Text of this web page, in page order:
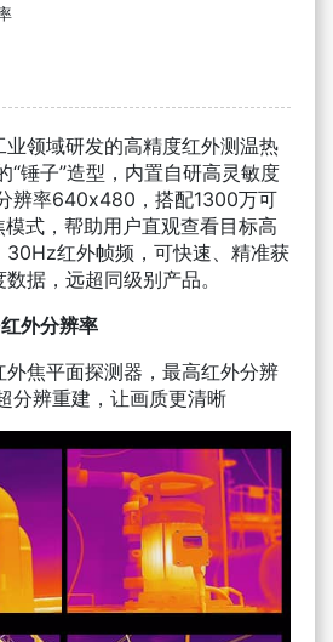
业领域研发的高精度红外测温热
“锤子”造型，内置自研高灵敏度
辨率640x480，搭配1300万可
式，帮助用户直观查看目标高
30Hz红外帧频，可快速、精准获
据，远超同级别产品。
外分辨率
外焦平面探测器，最高红外分辨
分辨重建，让画质更清晰